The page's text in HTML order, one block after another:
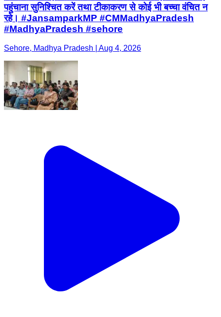
पहुंचाना सुनिश्चित करें तथा टीकाकरण से कोई भी बच्चा वंचित न
रहे। #JansamparkMP #CMMadhyaPradesh
#MadhyaPradesh #sehore
Sehore, Madhya Pradesh | Aug 4, 2026